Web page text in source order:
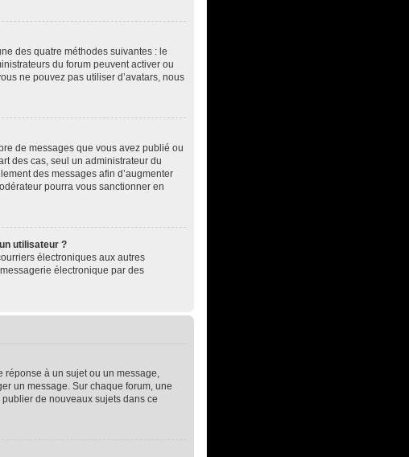
des quatre méthodes suivantes : le
du forum peuvent activer ou
ne pouvez pas utiliser d’avatars, nous
de messages que vous avez publié ou
des cas, seul un administrateur du
des messages afin d’augmenter
pourra vous sanctionner en
utilisateur ?
électroniques aux autres
électronique par des
réponse à un sujet ou un message,
un message. Sur chaque forum, une
de nouveaux sujets dans ce